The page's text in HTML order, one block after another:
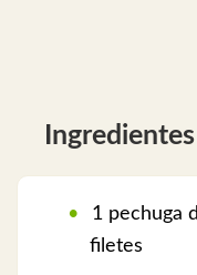
Ingredientes
1 pechuga
filetes